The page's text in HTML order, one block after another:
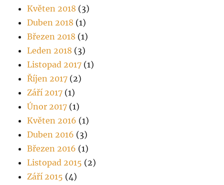
Květen 2018 (3)
Duben 2018 (1)
Březen 2018 (1)
Leden 2018 (3)
Listopad 2017 (1)
Říjen 2017 (2)
Září 2017 (1)
Únor 2017 (1)
Květen 2016 (1)
Duben 2016 (3)
Březen 2016 (1)
Listopad 2015 (2)
Září 2015 (4)